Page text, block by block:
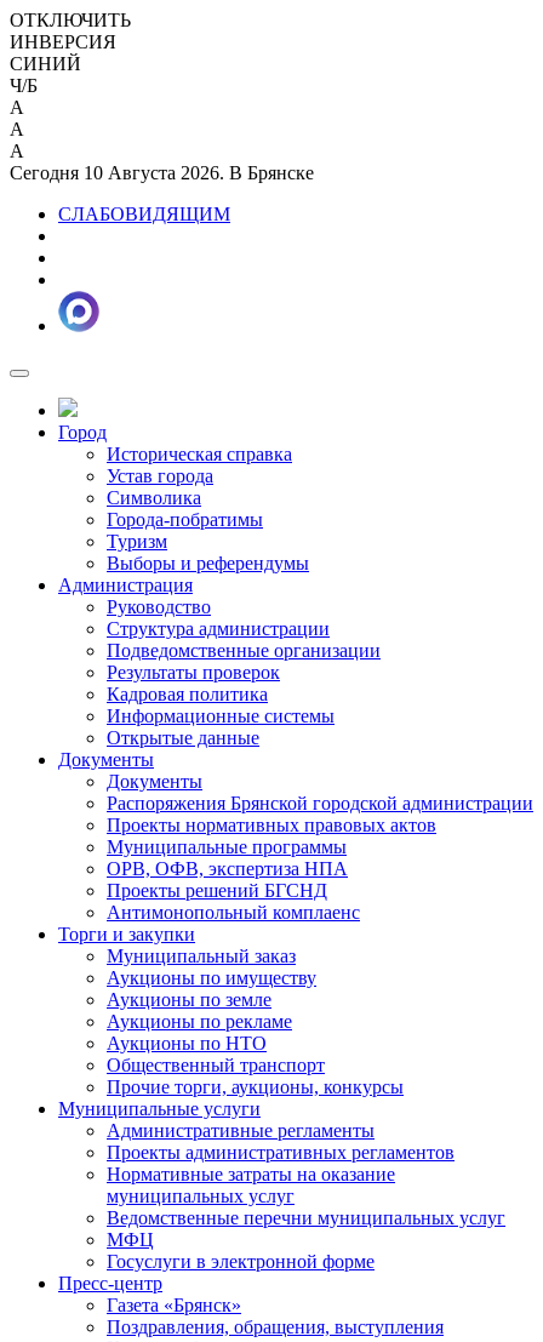
ОТКЛЮЧИТЬ
ИНВЕРСИЯ
СИНИЙ
Ч/Б
A
A
A
Сегодня 10 Августа 2026. В Брянске
СЛАБОВИДЯЩИМ
Город
Историческая справка
Устав города
Символика
Города-побратимы
Туризм
Выборы и референдумы
Администрация
Руководство
Структура администрации
Подведомственные организации
Результаты проверок
Кадровая политика
Информационные системы
Открытые данные
Документы
Документы
Распоряжения Брянской городской администрации
Проекты нормативных правовых актов
Муниципальные программы
ОРВ, ОФВ, экспертиза НПА
Проекты решений БГСНД
Антимонопольный комплаенс
Торги и закупки
Муниципальный заказ
Аукционы по имуществу
Аукционы по земле
Аукционы по рекламе
Аукционы по НТО
Общественный транспорт
Прочие торги, аукционы, конкурсы
Муниципальные услуги
Административные регламенты
Проекты административных регламентов
Нормативные затраты на оказание
муниципальных услуг
Ведомственные перечни муниципальных услуг
МФЦ
Госуслуги в электронной форме
Пресс-центр
Газета «Брянск»
Поздравления, обращения, выступления